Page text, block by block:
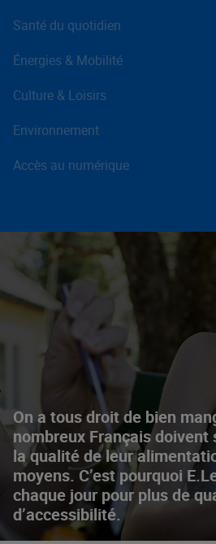
On a tous droit de bien
nombreux Français
la qualité de leur
moyens. C’est pourquoi
chaque jour pour plus de
d’accessibilité.
Santé du quotidien
Énergies & Mobilité
Culture & Loisirs
Environnement
Accès au numérique